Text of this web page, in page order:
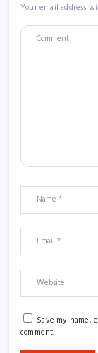
Your email address
Save my name,
comment.